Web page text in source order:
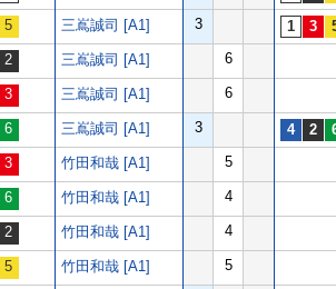
三嶌誠司 [A1] 3
三嶌誠司 [A1] 6
三嶌誠司 [A1] 6
三嶌誠司 [A1] 3
竹田和哉 [A1] 5
竹田和哉 [A1] 4
竹田和哉 [A1] 4
竹田和哉 [A1] 5